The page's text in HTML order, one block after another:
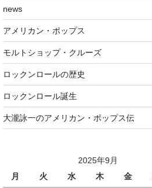
news
アメリカン・ポップス
モルトショップ・クルーズ
ロックンロールの歴史
ロックンロール誕生
大瀧詠一のアメリカン・ポップス伝
2025年9月
月
火 水 木 金